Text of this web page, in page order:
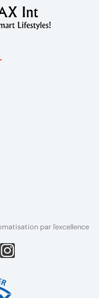
par l'excellence
I
n